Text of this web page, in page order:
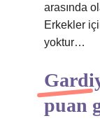
arasında
Erkekler
yoktur…
puan